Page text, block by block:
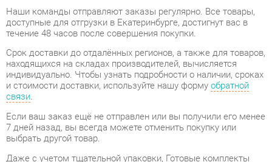
Срок доставки до отдалённых регионов, а также для товаров,
находящихся на складах производителей, вычисляется
индивидуально. Чтобы узнать подробности о наличии, сроках
связи .
Если ваш заказ ещё не отправлен или вы получили его менее
7 дней назад, вы всегда можете отменить покупку или
выбрать другой товар.
Даже с учетом тщательной упаковки, Готовые комплекты
могут подвергнуться повреждениям при транспортировке.
Если вы обнаружите любые повреждения при получении
товара, мы немедленно предоставим вам замену. Доставка
замененного товара для вас абсолютно бесплатна.